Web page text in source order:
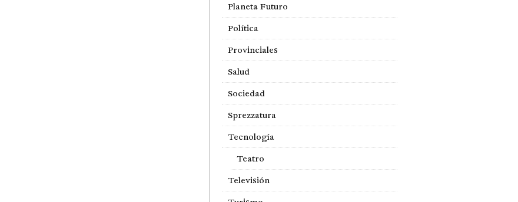
Planeta Futuro
Política
Provinciales
Salud
Sociedad
Sprezzatura
Tecnología
Teatro
Televisión